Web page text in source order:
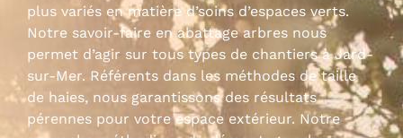
plus variés en matière d’soins d’espaces verts.
Notre savoir-faire en abattage arbres nous
permet d’agir sur tous types de chantiers à Jard-
sur-Mer. Référents dans les méthodes de taille
de haies, nous garantissons des résultats
pérennes pour votre espace extérieur. Notre